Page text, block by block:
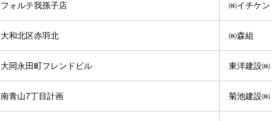
フォルテ我孫子店 ㈱イチケン
大和北区赤羽北 ㈱森組
大同永田町フレンドビル 東洋建設㈱
南青山7丁目計画 菊池建設㈱